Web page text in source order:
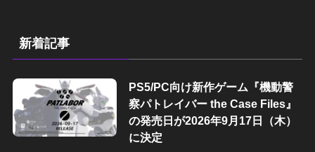
新着記事
PS5/PC向け新作ゲーム『機動警
察パトレイバー the Case Files』
の発売日が2026年9月17日（木）
に決定